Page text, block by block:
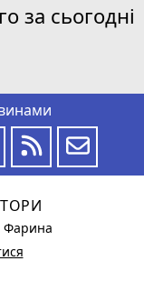
за сьогодні
Фарина